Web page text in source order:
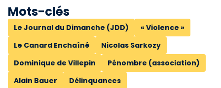
Mots-clés
Le Journal du Dimanche (JDD)
« Violence »
Le Canard Enchaîné
Nicolas Sarkozy
Dominique de Villepin
Pénombre (association)
Alain Bauer
Délinquances